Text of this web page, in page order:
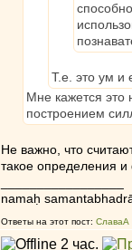
Т.е. это ум и
Мне кажется это
построением
Не важно, что
такое определения
namaḥ
Ответы на этот пост: СлаваА